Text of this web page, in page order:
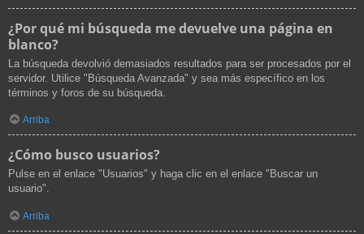
¿Por qué mi búsqueda me devuelve una página en
blanco?
La búsqueda devolvió demasiados resultados para ser procesados por el
servidor. Utilice "Búsqueda Avanzada" y sea más específico en los
términos y foros de su búsqueda.
Arriba
¿Cómo busco usuarios?
Pulse en el enlace "Usuarios" y haga clic en el enlace "Buscar un
usuario".
Arriba